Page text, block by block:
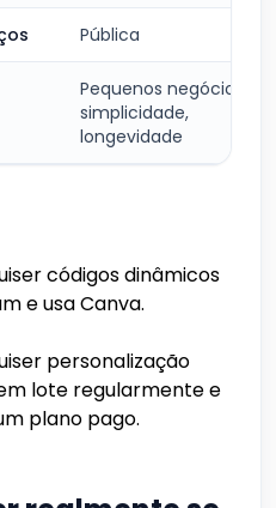
Pública
Pequenos negócios,
simplicidade,
longevidade
códigos dinâmicos
e usa Canva.
personalização
lote regularmente e
plano pago.